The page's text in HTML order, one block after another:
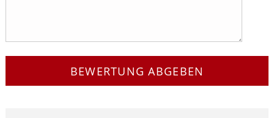
BEWERTUNG ABGEBEN